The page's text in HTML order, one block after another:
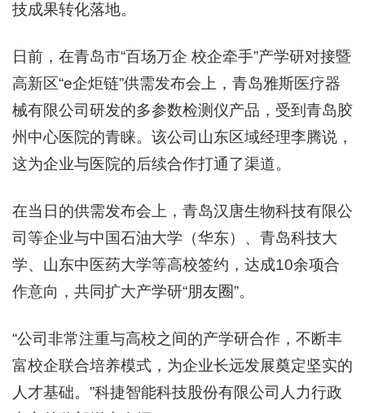
技成果转化落地。
日前，在青岛市“百场万企 校企牵手”产学研对接暨
高新区“e企炬链”供需发布会上，青岛雅斯医疗器
械有限公司研发的多参数检测仪产品，受到青岛胶
州中心医院的青睐。该公司山东区域经理李腾说，
这为企业与医院的后续合作打通了渠道。
在当日的供需发布会上，青岛汉唐生物科技有限公
司等企业与中国石油大学（华东）、青岛科技大
学、山东中医药大学等高校签约，达成10余项合
作意向，共同扩大产学研“朋友圈”。
“公司非常注重与高校之间的产学研合作，不断丰
富校企联合培养模式，为企业长远发展奠定坚实的
人才基础。”科捷智能科技股份有限公司人力行政